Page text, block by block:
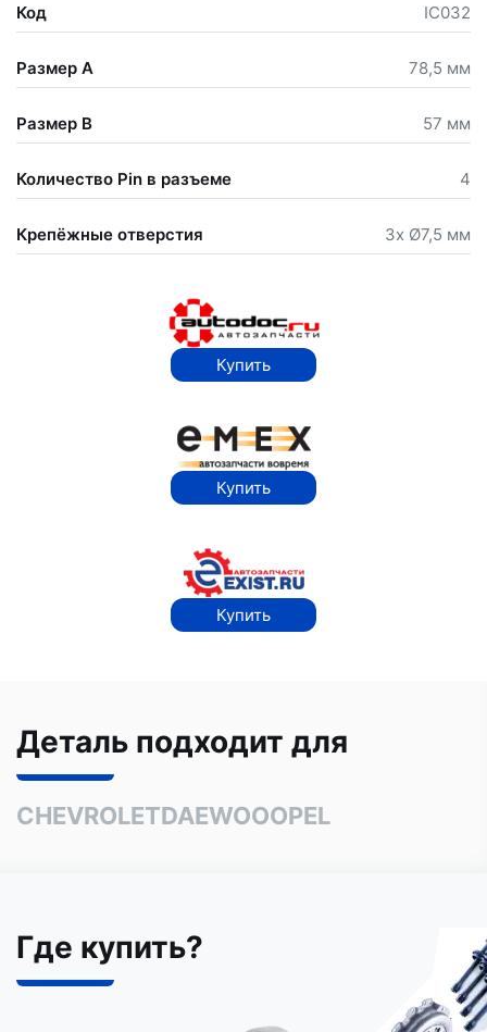
Код IC032
Размер A 78,5 мм
Размер B 57 мм
Количество Pin в разъеме 4
Крепёжные отверстия 3x Ø7,5 мм
Купить
Купить
Купить
Деталь подходит для
CHEVROLETDAEWOOOPEL
Где купить?